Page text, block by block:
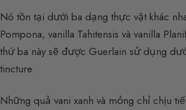
Nó tồn tại dưới ba dạng thực vật khác
Pompona, vanilla Tahitensis và vanilla
thứ ba này sẽ được Guerlain sử dụng
tincture.
Những quả vani xanh và mỏng chỉ chịu